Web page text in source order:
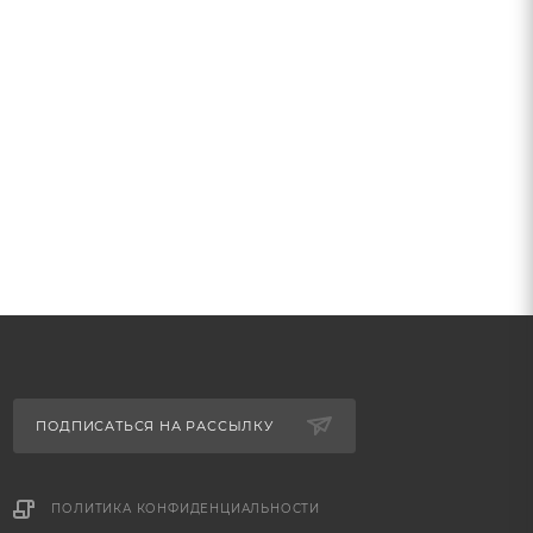
ПОДПИСАТЬСЯ НА РАССЫЛКУ
ПОЛИТИКА КОНФИДЕНЦИАЛЬНОСТИ